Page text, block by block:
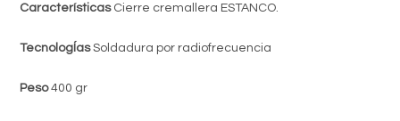
CaracterísticasCierre cremallera ESTANCO.
TecnologÍasSoldadura por radiofrecuencia
Peso400 gr